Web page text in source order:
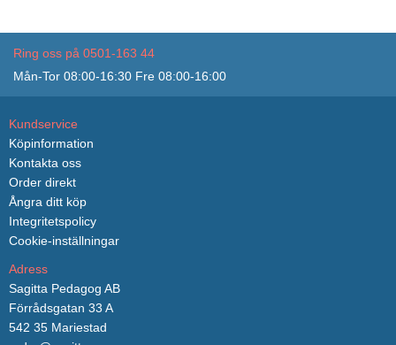
Ring oss på 0501-163 44
Mån-Tor 08:00-16:30 Fre 08:00-16:00
Kundservice
Köpinformation
Kontakta oss
Order direkt
Ångra ditt köp
Integritetspolicy
Cookie-inställningar
Adress
Sagitta Pedagog AB
Förrådsgatan 33 A
542 35 Mariestad